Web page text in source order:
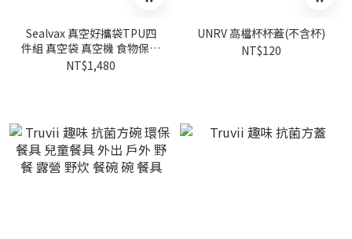
Sealvax 真空好攜袋TPU四
件組 真空袋 真空機 食物保鮮
重複使用 矽膠保鮮袋 密封保
NT$1,480
UNRV 高檔杯杯蓋(不含杯)
NT$120